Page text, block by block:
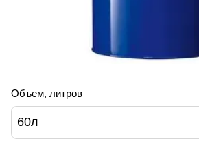
Объем, литров
60л